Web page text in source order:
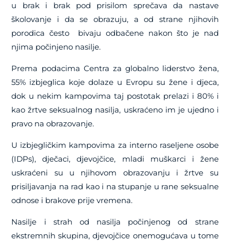
u brak i brak pod prisilom sprečava da nastave
školovanje i da se obrazuju, a od strane njihovih
porodica često bivaju odbačene nakon što je nad
njima počinjeno nasilje.
Prema podacima Centra za globalno liderstvo žena,
55% izbjeglica koje dolaze u Evropu su žene i djeca,
dok u nekim kampovima taj postotak prelazi i 80% i
kao žrtve seksualnog nasilja, uskraćeno im je ujedno i
pravo na obrazovanje.
U izbjegličkim kampovima za interno raseljene osobe
(IDPs), dječaci, djevojčice, mladi muškarci i žene
uskraćeni su u njihovom obrazovanju i žrtve su
prisiljavanja na rad kao i na stupanje u rane seksualne
odnose i brakove prije vremena.
Nasilje i strah od nasilja počinjenog od strane
ekstremnih skupina, djevojčice onemogućava u tome